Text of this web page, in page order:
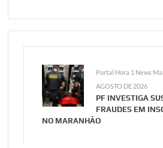
Portal Hora 1 News
AGOSTO DE 2026
PF INVESTIGA
FRAUDES EM
NO MARANHÃO